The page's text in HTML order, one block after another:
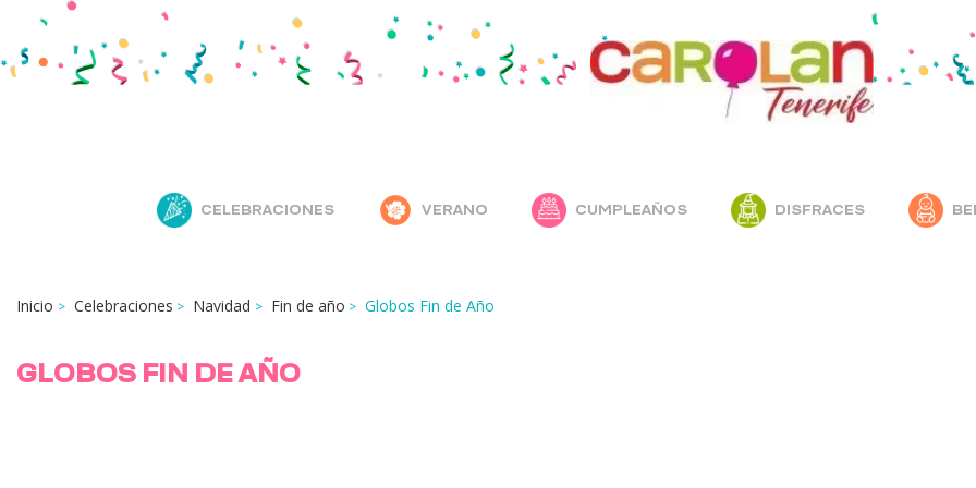
CELEBRACIONES VERANO CUMPLEAÑOS DISFRACES
Inicio Celebraciones Navidad Fin de año Globos Fin de Año
GLOBOS FIN DE AÑO